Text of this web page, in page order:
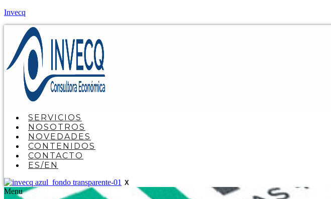
Invecq
SERVICIOS
NOSOTROS
NOVEDADES
CONTENIDOS
CONTACTO
ES/EN
X
Menu